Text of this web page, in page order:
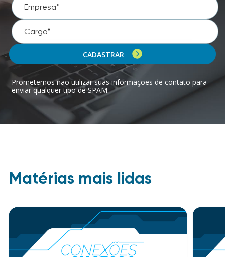
CADASTRAR
Prometemos não utilizar suas informações de contato para
enviar qualquer tipo de SPAM.
Matérias mais lidas